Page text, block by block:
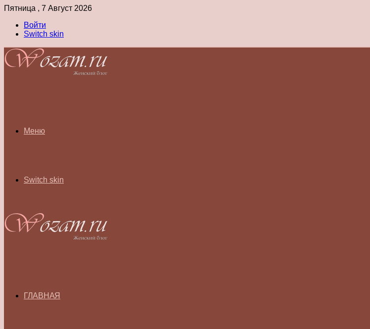
Пятница , 7 Август 2026
Войти
Switch skin
Меню
Switch skin
ГЛАВНАЯ